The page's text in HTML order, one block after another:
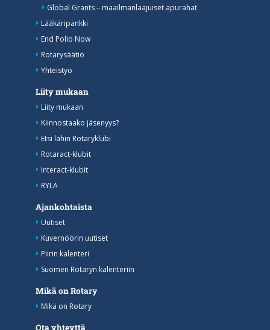
Global Grants – maailmanlaajuiset apurahat
Lääkäripankki
End Polio Now
Rotarysäätiö
Yhteistyö
Liity mukaan
Liity mukaan
Kiinnostaako jäsenyys?
Etsi lähin Rotaryklubi
Rotaract-klubit
Interact-klubit
RYLA
Ajankohtaista
Uutiset
Kuvernöörin uutiset
Piirin kalenteri
Suomen Rotaryn kalenteriin
Mikä on Rotary
Mikä on Rotary
Ota yhteyttä